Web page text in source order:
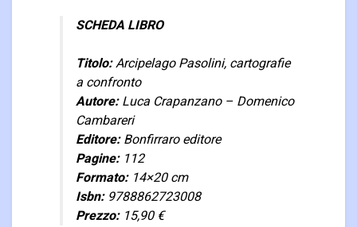
SCHEDA LIBRO
Titolo:Arcipelago Pasolini, cartografie
a confronto
Autore:Luca Crapanzano – Domenico
Cambareri
Editore:Bonfirraro editore
Pagine: 112
Formato: 14×20 cm
Isbn: 9788862723008
Prezzo: 15,90 €